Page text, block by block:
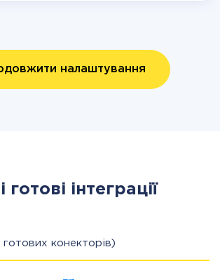
налаштування
готові інтеграції
конекторів)